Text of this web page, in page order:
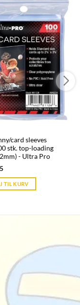
card sleeves
stk. top-loading
- Ultra Pro
Current
is:
kr. 39,95.
TIL KURV